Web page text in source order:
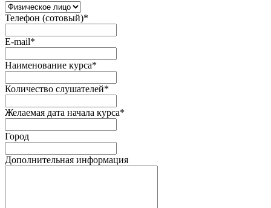
Телефон (сотовый)*
E-mail*
Наименование курса*
Количество слушателей*
Желаемая дата начала курса*
Город
Дополнительная информация